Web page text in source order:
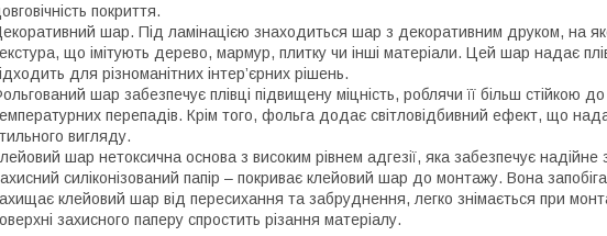
покриття.
шар. Під ламінацією знаходиться шар з декоративним друком, на
що імітують дерево, мармур, плитку чи інші матеріали. Цей шар надає
для різноманітних інтер’єрних рішень.
шар забезпечує плівці підвищену міцність, роблячи її більш стійкою
перепадів. Крім того, фольга додає світловідбивний ефект, що
вигляду.
шар нетоксична основа з високим рівнем адгезії, яка забезпечує надійне
силіконізований папір – покриває клейовий шар до монтажу. Вона
клейовий шар від пересихання та забруднення, легко знімається при
захисного паперу спростить різання матеріалу.